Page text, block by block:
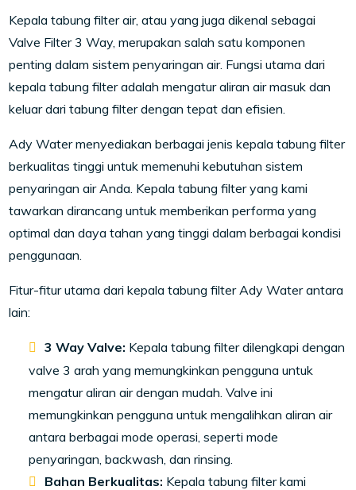
Kepala tabung filter air, atau yang juga dikenal sebagai
Valve Filter 3 Way, merupakan salah satu komponen
penting dalam sistem penyaringan air. Fungsi utama dari
kepala tabung filter adalah mengatur aliran air masuk dan
keluar dari tabung filter dengan tepat dan efisien.
Ady Water menyediakan berbagai jenis kepala tabung filter
berkualitas tinggi untuk memenuhi kebutuhan sistem
penyaringan air Anda. Kepala tabung filter yang kami
tawarkan dirancang untuk memberikan performa yang
optimal dan daya tahan yang tinggi dalam berbagai kondisi
penggunaan.
Fitur-fitur utama dari kepala tabung filter Ady Water antara
lain:
3 Way Valve: Kepala tabung filter dilengkapi dengan
valve 3 arah yang memungkinkan pengguna untuk
mengatur aliran air dengan mudah. Valve ini
memungkinkan pengguna untuk mengalihkan aliran air
antara berbagai mode operasi, seperti mode
penyaringan, backwash, dan rinsing.
Bahan Berkualitas: Kepala tabung filter kami